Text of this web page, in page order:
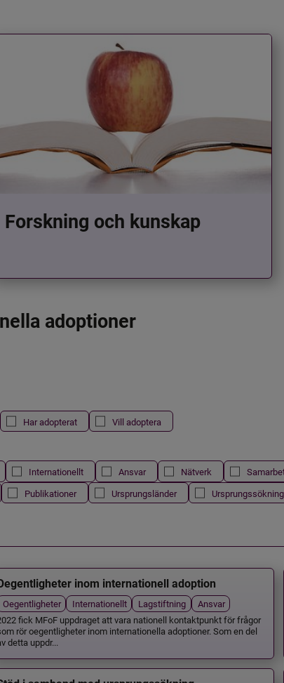
Forskning och kunskap
adoptioner
Har adopterat Vill adoptera
Internationellt Ansvar Nätverk
Publikationer Ursprungsländer Ursprungssökning
inom internationell adoption
Oegentligheter Internationellt Lagstiftning
Ansvar
fick MFoF uppdraget att vara nationell kontaktpunkt för frågor
rör oegentligheter inom internationella adoptioner. Som en del
detta uppdr...